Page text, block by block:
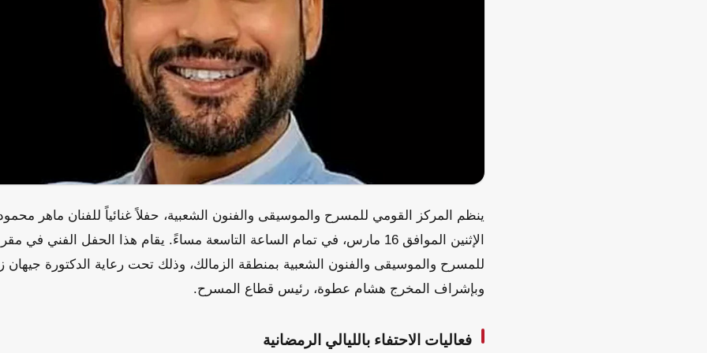
ينظم المركز القومي للمسرح والموسيقى والفنون الشعبية، حفلاً غنائياً للفنان ماهر
الإثنين الموافق 16 مارس، في تمام الساعة التاسعة مساءً. يقام هذا الحفل الفني
للمسرح والموسيقى والفنون الشعبية بمنطقة الزمالك، وذلك تحت رعاية الدكتورة جيهان
وبإشراف المخرج هشام عطوة، رئيس قطاع المسرح.
فعاليات الاحتفاء بالليالي الرمضانية